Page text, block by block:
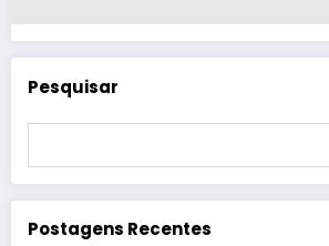
Pesquisar
Postagens Recentes